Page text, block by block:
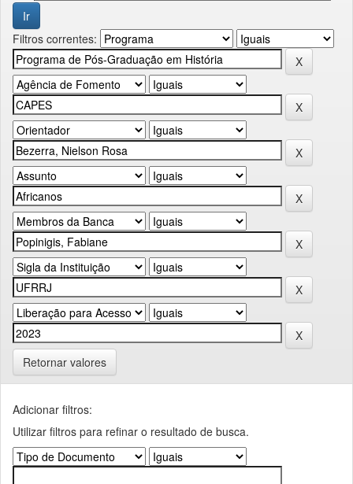
Filtros correntes:
Retornar valores
Adicionar filtros:
Utilizar filtros para refinar o resultado de busca.